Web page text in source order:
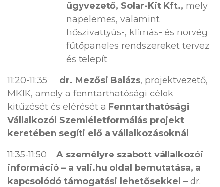
ügyvezető, Solar-Kit Kft., mely
napelemes, valamint
hőszivattyús-, klímás- és norvég
fűtőpaneles rendszereket tervez
és telepít
11:20-11:35 dr. Mezősi Balázs, projektvezető,
MKIK, amely a fenntarthatósági célok
kitűzését és elérését a Fenntarthatósági
Vállalkozói Szemléletformálás projekt
keretében segíti elő a vállalkozásoknál
11:35-11:50 A személyre szabott vállalkozói
információ – a vali.hu oldal bemutatása, a
kapcsolódó támogatási lehetősekkel – dr.